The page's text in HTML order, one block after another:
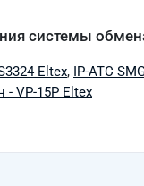
системы
Eltex, IP-АТС
- VP-15P Eltex